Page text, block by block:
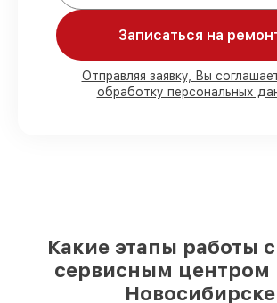
Мы гарантируем:
80%работ с возможностью
присутствовать
90%комплектующих для
сервис начался сразу
Записаться на
Отправляя заявку, Вы
обработку персональных
Какие этапы работы
сервисным центром
Новосибирске